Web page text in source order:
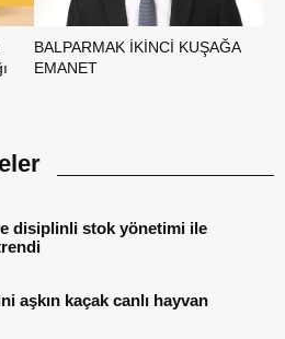
BALPARMAK İKİNCİ KUŞAĞA
EMANET
disiplinli stok yönetimi ile
aşkın kaçak canlı hayvan